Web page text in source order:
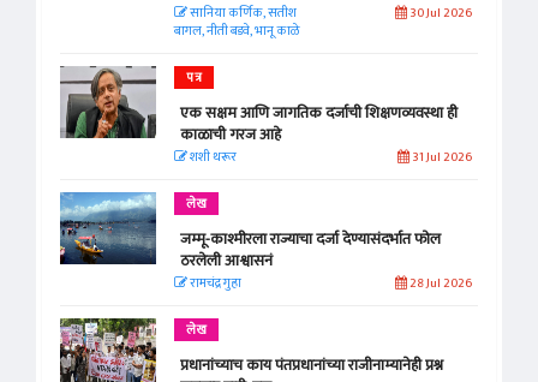
सानिया कर्णिक, सतीश
बागल, नीती बडवे, भानू काळे
30 Jul 2026
पत्र
एक सक्षम आणि जागतिक दर्जाची शिक्षणव्यवस्था ही
काळाची गरज आहे
शशी थरूर 31 Jul 2026
लेख
जम्मू-काश्मीरला राज्याचा दर्जा देण्यासंदर्भात फोल
ठरलेली आश्वासनं
रामचंद्र गुहा 28 Jul 2026
लेख
प्रधानांच्याच काय पंतप्रधानांच्या राजीनाम्यानेही प्रश्न